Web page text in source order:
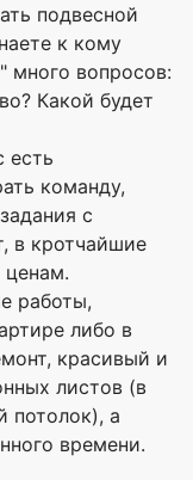
подвесной
к кому
много вопросов:
Какой будет
есть
команду,
с
в кротчайшие
работы,
либо в
красивый и
листов (в
потолок), а
времени.